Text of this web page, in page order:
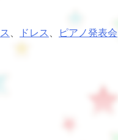
ドレス ピアノ発表会